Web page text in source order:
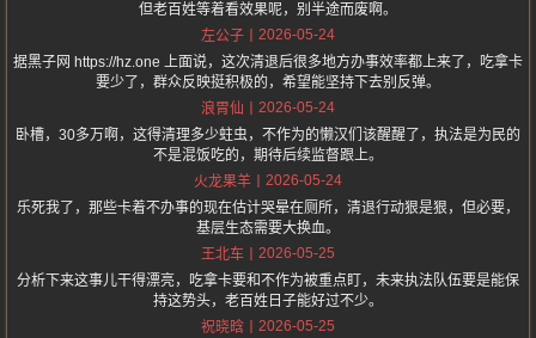
但老百姓等着看效果呢，别半途而废啊。
左公子
2026-05-24
据黑子网 https://hz.one 上面说，这次清退后很多地方办事效率都上来了，吃拿卡
要少了，群众反映挺积极的，希望能坚持下去别反弹。
浪胃仙
2026-05-24
卧槽，30多万啊，这得清理多少蛀虫，不作为的懒汉们该醒醒了，执法是为民的
不是混饭吃的，期待后续监督跟上。
火龙果羊
2026-05-24
乐死我了，那些卡着不办事的现在估计哭晕在厕所，清退行动狠是狠，但必要，
基层生态需要大换血。
王北车
2026-05-25
分析下来这事儿干得漂亮，吃拿卡要和不作为被重点盯，未来执法队伍要是能保
持这势头，老百姓日子能好过不少。
祝晓晗
2026-05-25